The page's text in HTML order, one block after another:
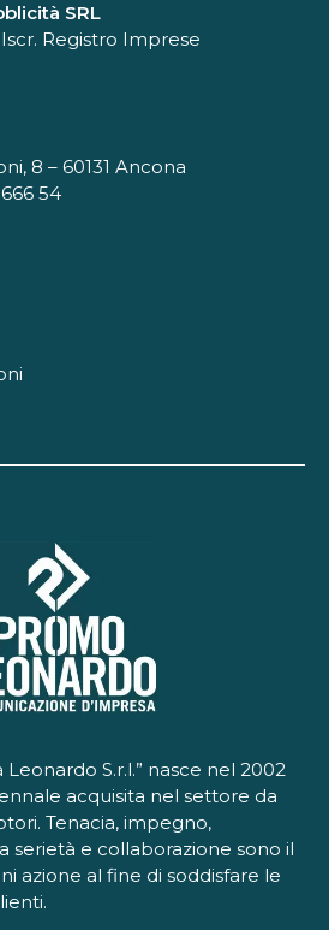
SRL
Registro Imprese
8 – 60131 Ancona
54
S.r.l.” nasce nel 2002
acquisita nel settore da
Tenacia, impegno,
serietà e collaborazione sono il
azione al fine di soddisfare le